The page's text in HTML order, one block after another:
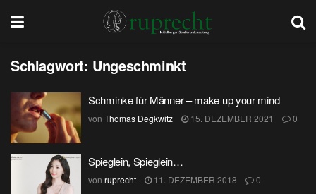
Schlagwort: Ungeschminkt
Schminke für Männer – make up your mind
von Thomas Degkwitz 15. DEZEMBER 2021 0
Spieglein, Spieglein…
von ruprecht 11. DEZEMBER 2018 0